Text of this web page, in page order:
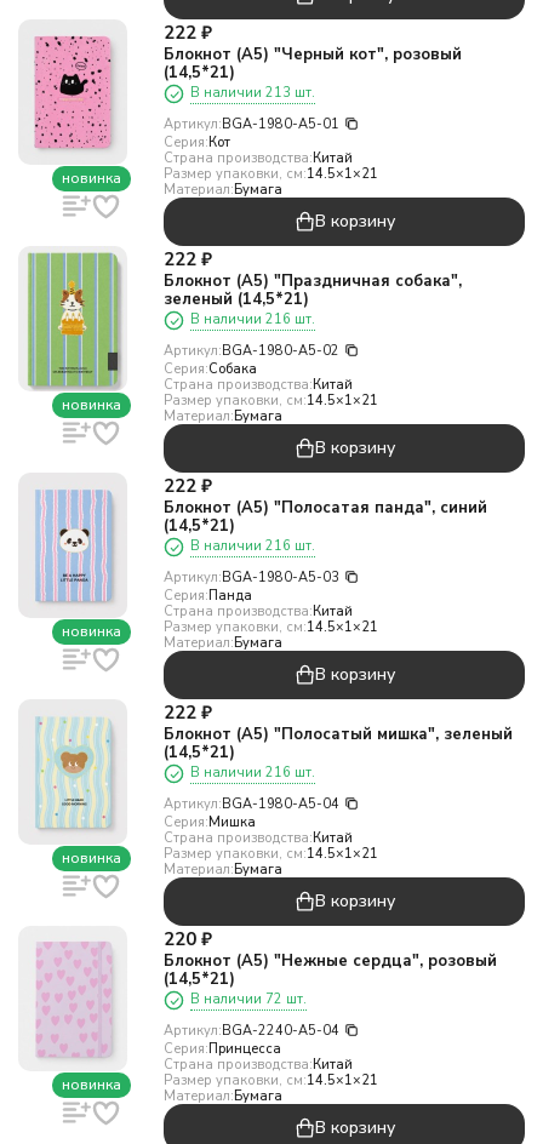
новинка
222 ₽
Блокнот (А5) "Черный кот", розовый
(14,5*21)
В наличии 213 шт.
Артикул:BGA-1980-A5-01
Серия:Кот
Страна производства:Китай
Размер упаковки, см:14.5×1×21
Материал:Бумага
В корзину
новинка
222 ₽
Блокнот (А5) "Праздничная собака",
зеленый (14,5*21)
В наличии 216 шт.
Артикул:BGA-1980-A5-02
Серия:Собака
Страна производства:Китай
Размер упаковки, см:14.5×1×21
Материал:Бумага
В корзину
новинка
222 ₽
Блокнот (А5) "Полосатая панда", синий
(14,5*21)
В наличии 216 шт.
Артикул:BGA-1980-A5-03
Серия:Панда
Страна производства:Китай
Размер упаковки, см:14.5×1×21
Материал:Бумага
В корзину
новинка
222 ₽
Блокнот (А5) "Полосатый мишка", зеленый
(14,5*21)
В наличии 216 шт.
Артикул:BGA-1980-A5-04
Серия:Мишка
Страна производства:Китай
Размер упаковки, см:14.5×1×21
Материал:Бумага
В корзину
новинка
220 ₽
Блокнот (А5) "Нежные сердца", розовый
(14,5*21)
В наличии 72 шт.
Артикул:BGA-2240-A5-04
Серия:Принцесса
Страна производства:Китай
Размер упаковки, см:14.5×1×21
Материал:Бумага
В корзину